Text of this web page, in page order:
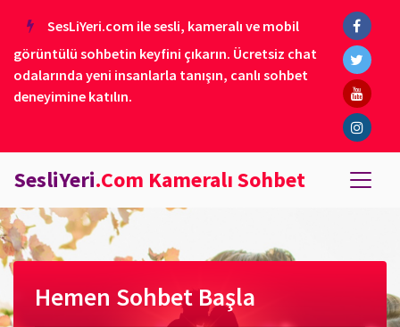
SesLiYeri.com ile sesli, kameralı ve mobil
görüntülü sohbetin keyfini çıkarın. Ücretsiz chat
odalarında yeni insanlarla tanışın, canlı sohbet
deneyimine katılın.
SesliYeri.Com Kameralı Sohbet
Hemen Sohbet Başla